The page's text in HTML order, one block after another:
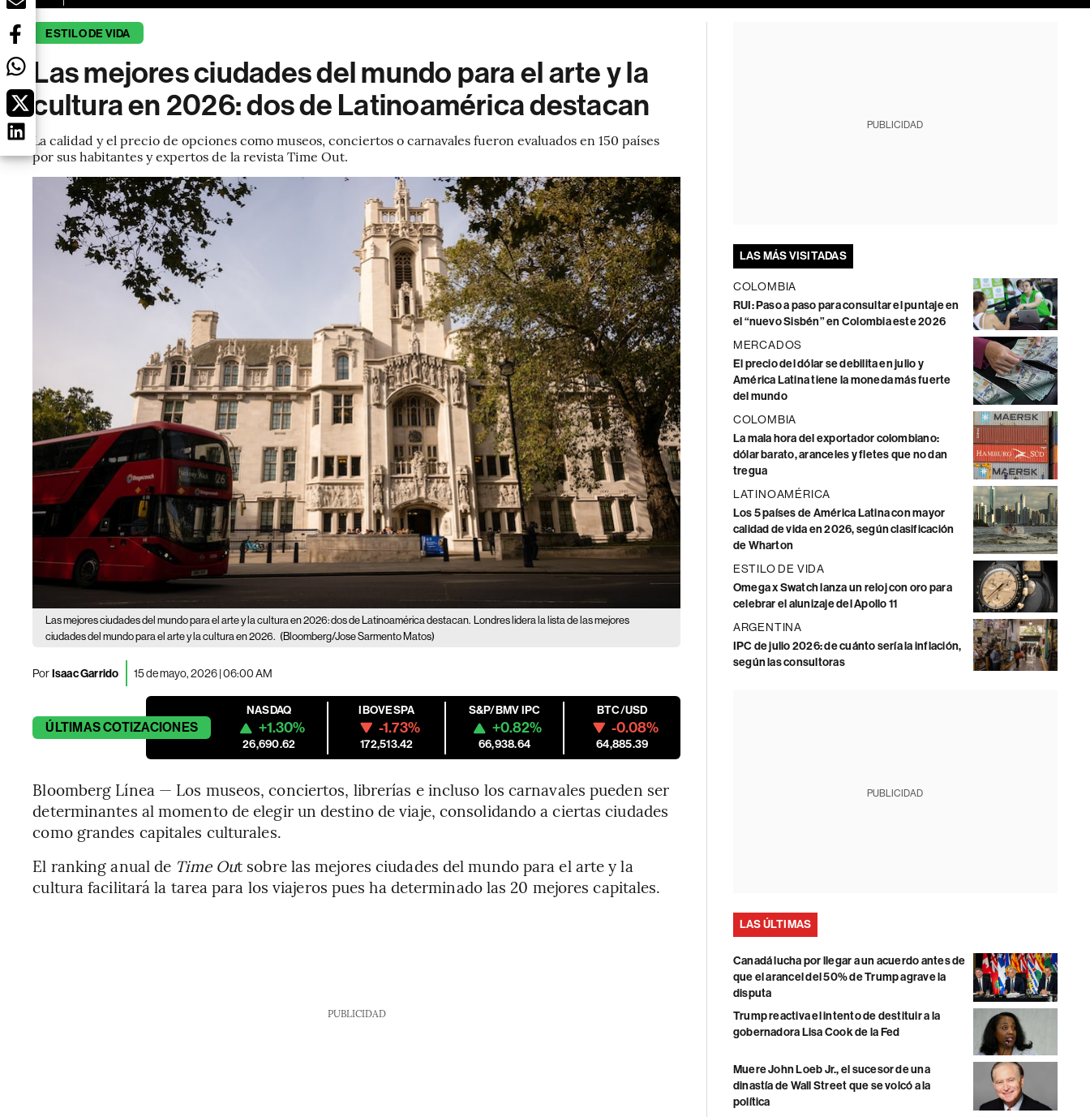
ESTILO DE VIDA
Las mejores ciudades del mundo para el arte y la
cultura en 2026: dos de Latinoamérica destacan
La calidad y el precio de opciones como museos, conciertos o carnavales fueron evaluados en 150 países
por sus habitantes y expertos de la revista Time Out.
Las mejores ciudades del mundo para el arte y la cultura en 2026: dos de Latinoamérica destacan. Londres lidera la lista de las mejores
ciudades del mundo para el arte y la cultura en 2026. (Bloomberg/Jose Sarmento Matos)
PorIsaac Garrido 15 de mayo, 2026 | 06:00 AM
ÚLTIMASCOTIZACIONES
NASDAQ
+1.30%
26,690.62
IBOVESPA
-1.73%
172,513.42
S&P/BMV IPC
+0.82%
66,938.64
BTC/USD
-0.08%
64,885.39
Bloomberg Línea — Los museos, conciertos, librerías e incluso los carnavales pueden ser
determinantes al momento de elegir un destino de viaje, consolidando a ciertas ciudades
como grandes capitales culturales.
El ranking anual de Time Out sobre las mejores ciudades del mundo para el arte y la
cultura facilitará la tarea para los viajeros pues ha determinado las 20 mejores capitales.
PUBLICIDAD
PUBLICIDAD
LAS MÁS VISITADAS
COLOMBIA
RUI: Paso a paso para consultar el puntaje en
el “nuevo Sisbén” en Colombia este 2026
MERCADOS
El precio del dólar se debilita en julio y
América Latina tiene la moneda más fuerte
del mundo
COLOMBIA
La mala hora del exportador colombiano:
dólar barato, aranceles y fletes que no dan
tregua
LATINOAMÉRICA
Los 5 países de América Latina con mayor
calidad de vida en 2026, según clasificación
de Wharton
ESTILO DE VIDA
Omega x Swatch lanza un reloj con oro para
celebrar el alunizaje del Apollo 11
ARGENTINA
IPC de julio 2026: de cuánto sería la inflación,
según las consultoras
PUBLICIDAD
LAS ÚLTIMAS
Canadá lucha por llegar a un acuerdo antes de
que el arancel del 50% de Trump agrave la
disputa
Trump reactiva el intento de destituir a la
gobernadora Lisa Cook de la Fed
Muere John Loeb Jr., el sucesor de una
dinastía de Wall Street que se volcó a la
política